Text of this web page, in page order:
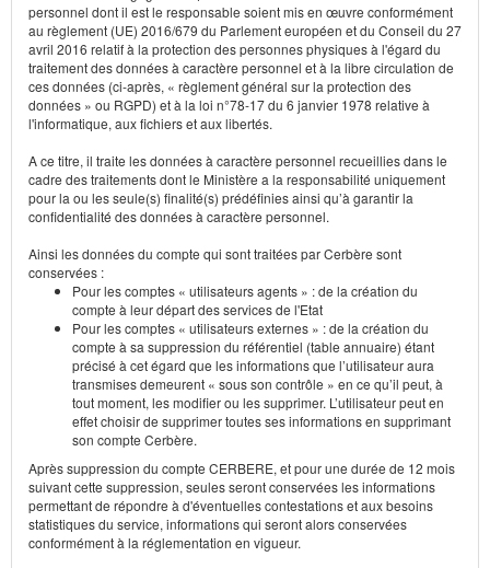
personnel dont il est le responsable soient mis en œuvre conformément
au règlement (UE) 2016/679 du Parlement européen et du Conseil du 27
avril 2016 relatif à la protection des personnes physiques à l'égard du
traitement des données à caractère personnel et à la libre circulation de
ces données (ci-après, « règlement général sur la protection des
données » ou RGPD) et à la loi n°78-17 du 6 janvier 1978 relative à
l'informatique, aux fichiers et aux libertés.
A ce titre, il traite les données à caractère personnel recueillies dans le
cadre des traitements dont le Ministère a la responsabilité uniquement
pour la ou les seule(s) finalité(s) prédéfinies ainsi qu’à garantir la
confidentialité des données à caractère personnel.
Ainsi les données du compte qui sont traitées par Cerbère sont
conservées :
Pour les comptes « utilisateurs agents » : de la création du
compte à leur départ des services de l'Etat
Pour les comptes « utilisateurs externes » : de la création du
compte à sa suppression du référentiel (table annuaire) étant
précisé à cet égard que les informations que l’utilisateur aura
transmises demeurent « sous son contrôle » en ce qu’il peut, à
tout moment, les modifier ou les supprimer. L’utilisateur peut en
effet choisir de supprimer toutes ses informations en supprimant
son compte Cerbère.
Après suppression du compte CERBERE, et pour une durée de 12 mois
suivant cette suppression, seules seront conservées les informations
permettant de répondre à d'éventuelles contestations et aux besoins
statistiques du service, informations qui seront alors conservées
conformément à la réglementation en vigueur.